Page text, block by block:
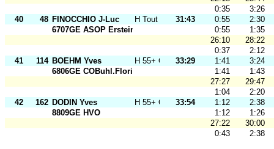
0:35
3:26
40
48 FINOCCHIO J-Luc H Tout Ages31:43 0:55
2:30
6707GE ASOP Erstein
0:55
1:35
26:10
28:22
0:37
2:12
41
114 BOEHM Yves H 55+ O 33:29 1:41
3:24
6806GE COBuhl.Florival
1:41
1:43
27:27
29:47
1:04
2:20
42
162 DODIN Yves H 55+ O 33:54 1:12
2:38
8809GE HVO
1:12
1:26
27:22
30:00
0:43
2:38